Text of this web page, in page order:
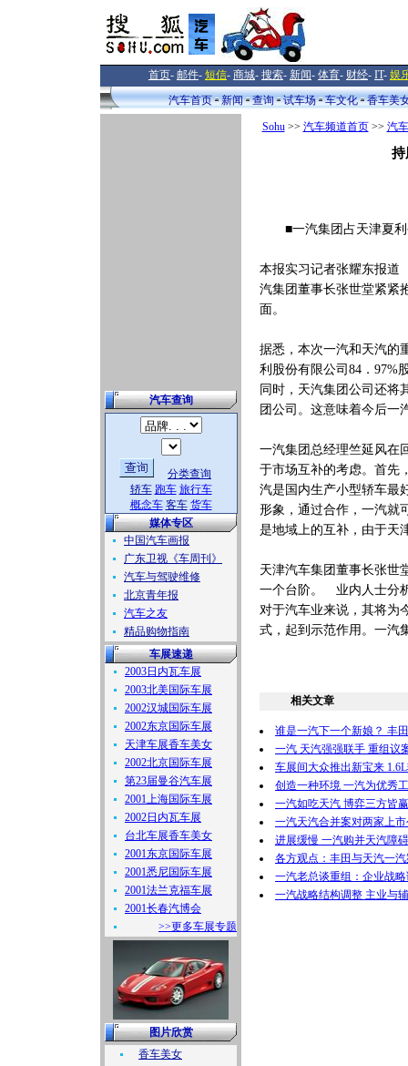
首页- 邮件- 短信- 商城- 搜索- 新闻- 体育- 财经- IT- 娱
汽车首页
新闻 查询 试车场 车文化 香车美
汽车查询
分类查询
轿车 跑车 旅行车
概念车 客车 货车
媒体专区
中国汽车画报
广东卫视《车周刊》
汽车与驾驶维修
北京青年报
汽车之友
精品购物指南
车展速递
2003日内瓦车展
2003北美国际车展
2002汉城国际车展
2002东京国际车展
天津车展香车美女
2002北京国际车展
第23届曼谷汽车展
2001上海国际车展
2002日内瓦车展
台北车展香车美女
2001东京国际车展
2001悉尼国际车展
2001法兰克福车展
2001长春汽博会
>>更多车展专题
图片欣赏
香车美女
Sohu>> 汽车频道首页>> 汽
持
■一汽集团占天津夏利
本报实习记者张耀东报道
汽集团董事长张世堂紧紧
面。
据悉，本次一汽和天汽的
利股份有限公司84．97%
同时，天汽集团公司还将
团公司。这意味着今后一
一汽集团总经理竺延风在
于市场互补的考虑。首先
汽是国内生产小型轿车最
形象，通过合作，一汽就
是地域上的互补，由于天
天津汽车集团董事长张世
一个台阶。 业内人士分
对于汽车业来说，其将为
式，起到示范作用。一汽
相关文章
谁是一汽下一个新娘？ 丰
一汽 天汽强强联手 重组议
车展间大众推出新宝来
创造一种环境 一汽为优秀
一汽如吃天汽 博弈三方皆赢
一汽天汽合并案对两家上
进展缓慢 一汽购并天汽障
各方观点：丰田与天汽一
一汽老总谈重组：企业战
一汽战略结构调整 主业与